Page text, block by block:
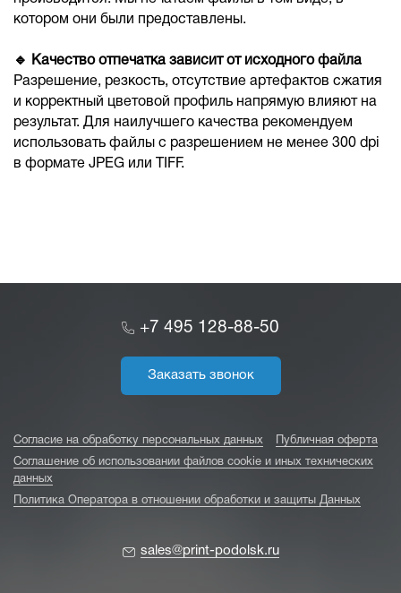
котором они были предоставлены.
🔹 Качество отпечатка зависит от исходного файла
Разрешение, резкость, отсутствие артефактов сжатия
и корректный цветовой профиль напрямую влияют на
результат. Для наилучшего качества рекомендуем
использовать файлы с разрешением не менее 300 dpi
в формате JPEG или TIFF.
+7 495 128-88-50
Заказать звонок
Согласие на обработку персональных данных
Публичная оферта
Соглашение об использовании файлов cookie и иных технических
данных
Политика Оператора в отношении обработки и защиты Данных
sales@print-podolsk.ru